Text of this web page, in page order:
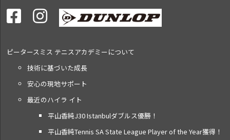
ピータースミス テニスアカデミーについて
技術に基づいた成長
安心の現地サポート
最近のハイラ イト
平山香純J30 Istanbulダブルス優勝！
平山香純Tennis SA State League Player of the Year獲得！